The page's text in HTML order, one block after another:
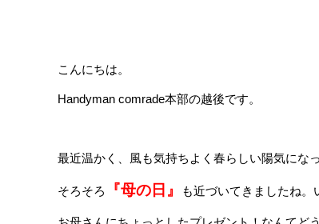
こんにちは。
Handyman comrade本部の越後です。
最近温かく、風も気持ちよく春らしい陽気にな
そろそろ 『母の日』 も近づいてきましたね。